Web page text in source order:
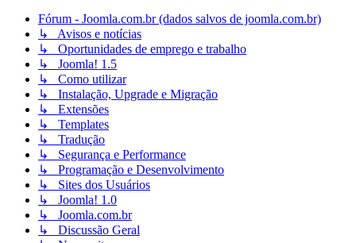
Fórum - Joomla.com.br (dados salvos de joomla.com.br)
↳ Avisos e notícias
↳ Oportunidades de emprego e trabalho
↳ Joomla! 1.5
↳ Como utilizar
↳ Instalação, Upgrade e Migração
↳ Extensões
↳ Templates
↳ Tradução
↳ Segurança e Performance
↳ Programação e Desenvolvimento
↳ Sites dos Usuários
↳ Joomla! 1.0
↳ Joomla.com.br
↳ Discussão Geral